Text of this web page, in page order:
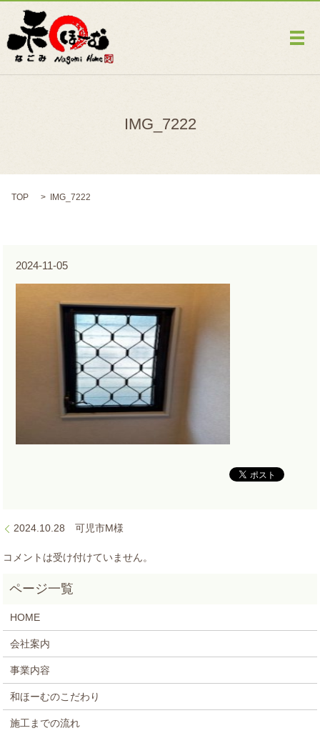
メ
IMG_7222
TOP IMG_7222
2024-11-05
2024.10.28 可児市M様
コメントは受け付けていません。
HOME
会社案内
事業内容
和ほーむのこだわり
施工までの流れ